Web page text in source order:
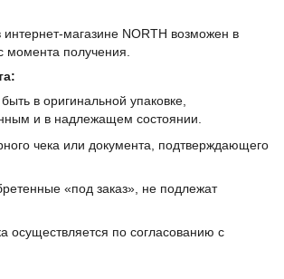
интернет-магазине NORTH возможен в
момента получения.
в оригинальной упаковке,
и в надлежащем состоянии.
чека или документа, подтверждающего
«под заказ», не подлежат
осуществляется по согласованию с